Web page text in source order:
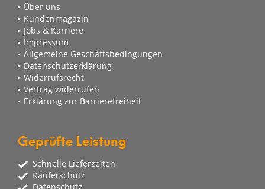
Über uns
Kundenmagazin
Jobs & Karriere
Impressum
Allgemeine Geschäftsbedingungen
Datenschutzerklärung
Widerrufsrecht
Vertrag widerrufen
Erklärung zur Barrierefreiheit
Geprüfte Leistung
Schnelle Lieferzeiten
Käuferschutz